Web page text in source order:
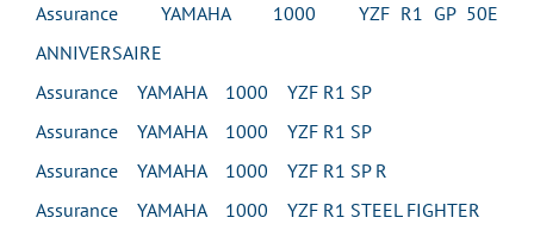
Assurance YAMAHA 1000 YZF R1 GP 50E
ANNIVERSAIRE
Assurance YAMAHA 1000 YZF R1 SP
Assurance YAMAHA 1000 YZF R1 SP
Assurance YAMAHA 1000 YZF R1 SP R
Assurance YAMAHA 1000 YZF R1 STEEL FIGHTER